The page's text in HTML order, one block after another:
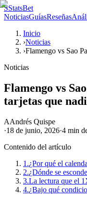
SStatsBet
NoticiasGuíasReseñas
Inicio
›Noticias
›Flamengo vs Sao
Noticias
Flamengo vs
tarjetas que
AAndrés Quispe
·18 de junio, 2026·4 min
Contenido del artículo
1.¿Por qué el
2.¿Dónde se
3.La lectura que el
4.¿Bajo qué